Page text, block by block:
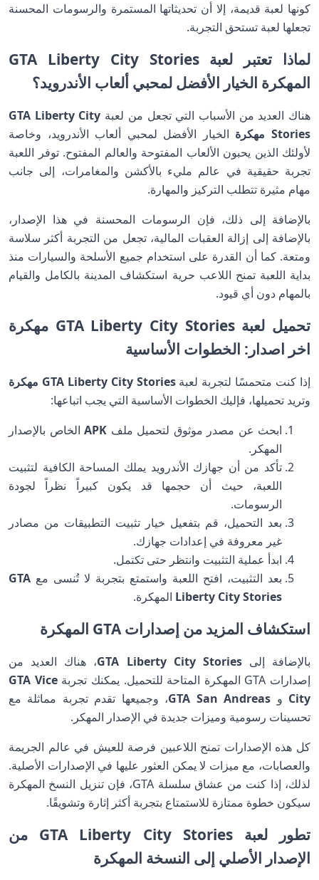
كونها لعبة قديمة، إلا أن تحديثاتها المستمرة والرسومات المحسنة
تجعلها لعبة تستحق التجربة.
لماذا تعتبر لعبة GTA Liberty City Stories
المهكرة الخيار الأفضل لمحبي ألعاب الأندرويد؟
هناك العديد من الأسباب التي تجعل من لعبة GTA Liberty City
Stories مهكرة
الخيار الأفضل لمحبي ألعاب الأندرويد، وخاصة
لأولئك الذين يحبون الألعاب المفتوحة والعالم المفتوح. توفر اللعبة
تجربة حقيقية في عالم مليء بالأكشن والمغامرات، إلى جانب
مهام مثيرة تتطلب التركيز والمهارة.
بالإضافة إلى ذلك، فإن الرسومات المحسنة في هذا الإصدار،
بالإضافة إلى إزالة العقبات المالية، تجعل من التجربة أكثر سلاسة
ومتعة. كما أن القدرة على استخدام جميع الأسلحة والسيارات منذ
بداية اللعبة تمنح اللاعب حرية استكشاف المدينة بالكامل والقيام
بالمهام دون أي قيود.
تحميل لعبة GTA Liberty City Stories مهكرة
اخر اصدار: الخطوات الأساسية
إذا كنت متحمسًا لتجربة لعبةGTA Liberty City Stories مهكرة
وتريد تحميلها، فإليك الخطوات الأساسية التي يجب اتباعها:
ابحث عن مصدر موثوق لتحميل ملف APK الخاص بالإصدار
المهكر.
تأكد من أن جهازك الأندرويد يملك المساحة الكافية لتثبيت
اللعبة، حيث أن حجمها قد يكون كبيراً نظراً لجودة
الرسومات.
بعد التحميل، قم بتفعيل خيار تثبيت التطبيقات من مصادر
غير معروفة في إعدادات جهازك.
ابدأ عملية التثبيت وانتظر حتى تكتمل.
بعد التثبيت، افتح اللعبة واستمتع بتجربة لا تُنسى مع GTA
Liberty City Stories المهكرة.
استكشاف المزيد من إصدارات GTA المهكرة
بالإضافة إلىGTA Liberty City Stories، هناك العديد من
إصدارات GTA المهكرة المتاحة للتحميل. يمكنك تجربة
GTA Vice
City و GTA San Andreas، وجميعها تقدم تجربة مماثلة مع
تحسينات رسومية وميزات جديدة في الإصدار المهكر.
كل هذه الإصدارات تمنح اللاعبين فرصة للعيش في عالم الجريمة
والعصابات، مع ميزات لا يمكن العثور عليها في الإصدارات الأصلية.
لذلك، إذا كنت من عشاق سلسلة GTA، فإن تنزيل النسخ المهكرة
سيكون خطوة ممتازة للاستمتاع بتجربة أكثر إثارة وتشويقًا.
تطور لعبة GTA Liberty City Stories من
الإصدار الأصلي إلى النسخة المهكرة